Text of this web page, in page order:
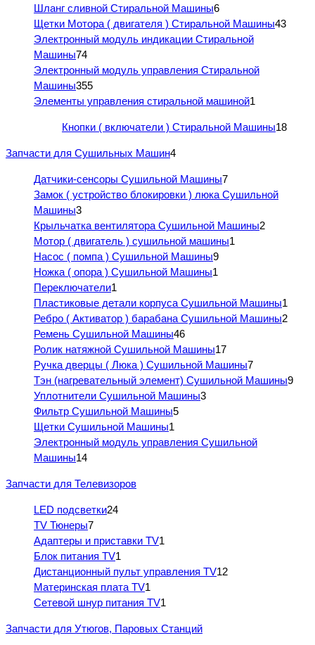
Шланг сливной Стиральной Машины6
Щетки Мотора ( двигателя ) Стиральной Машины43
Электронный модуль индикации Стиральной
Машины74
Электронный модуль управления Стиральной
Машины355
Элементы управления стиральной машиной1
Кнопки ( включатели ) Стиральной Машины18
Запчасти для Сушильных Машин4
Датчики-сенсоры Сушильной Машины7
Замок ( устройство блокировки ) люка Сушильной
Машины3
Крыльчатка вентилятора Сушильной Машины2
Мотор ( двигатель ) сушильной машины1
Насос ( помпа ) Сушильной Машины9
Ножка ( опора ) Сушильной Машины1
Переключатели1
Пластиковые детали корпуса Сушильной Машины1
Ребро ( Активатор ) барабана Сушильной Машины2
Ремень Сушильной Машины46
Ролик натяжной Сушильной Машины17
Ручка дверцы ( Люка ) Сушильной Машины7
Тэн (нагревательный элемент) Сушильной Машины9
Уплотнители Сушильной Машины3
Фильтр Сушильной Машины5
Щетки Сушильной Машины1
Электронный модуль управления Сушильной
Машины14
Запчасти для Телевизоров
LED подсветки24
TV Тюнеры7
Адаптеры и приставки TV1
Блок питания TV1
Дистанционный пульт управления TV12
Материнская плата TV1
Сетевой шнур питания TV1
Запчасти для Утюгов, Паровых Станций